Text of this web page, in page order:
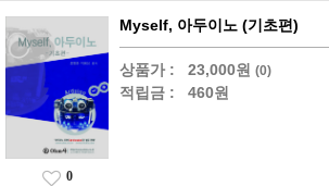
Myself, 아두이노 (기초편)
상품가 : 23,000원 (0)
적립금 : 460원
0